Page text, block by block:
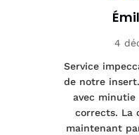
4
Service
de notre
avec
corrects. La
maintenant